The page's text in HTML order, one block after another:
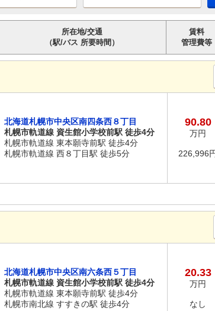
所在地/交通
（駅/バス 所要時間）
賃料
管理費等
北海道札幌市中央区南四条西８丁目
札幌市軌道線 資生館小学校前駅 徒歩4分
札幌市軌道線 東本願寺前駅 徒歩4分
札幌市軌道線 西８丁目駅 徒歩5分
90.80
万円
226,996
北海道札幌市中央区南六条西５丁目
札幌市軌道線 資生館小学校前駅 徒歩4分
札幌市軌道線 東本願寺前駅 徒歩4分
札幌市南北線 すすきの駅 徒歩4分
20.33
万円
なし